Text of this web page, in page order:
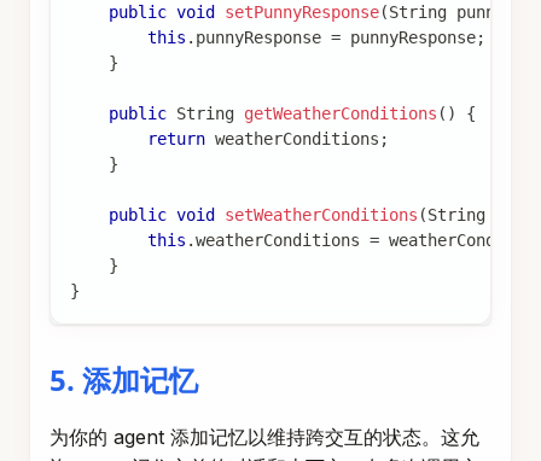
public void setPunnyResponse(String
this . punnyResponse = punnyResponse;
}
public String getWeatherConditions ( )
{
return weatherConditions ;
}
public void setWeatherConditions (String
this .weatherConditions =
}
}
5. 添加记忆
为你的 agent 添加记忆以维持跨交互的状态。这允